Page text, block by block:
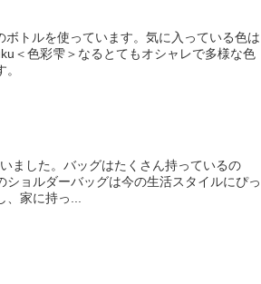
トルを使っています。気に入っている色は
＜色彩雫＞なるとてもオシャレで多様な色
ました。バッグはたくさん持っているの
ョルダーバッグは今の生活スタイルにぴっ
家に持っ...